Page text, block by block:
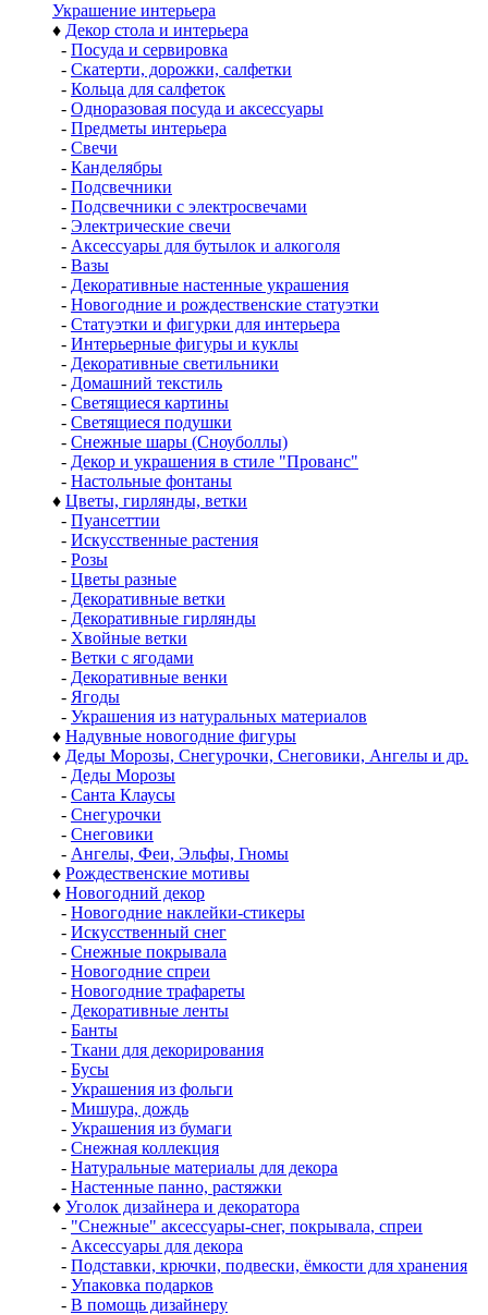
Украшение интерьера
♦ Декор стола и интерьера
- Посуда и сервировка
- Скатерти, дорожки, салфетки
- Кольца для салфеток
- Одноразовая посуда и аксессуары
- Предметы интерьера
- Свечи
- Канделябры
- Подсвечники
- Подсвечники с электросвечами
- Электрические свечи
- Аксессуары для бутылок и алкоголя
- Вазы
- Декоративные настенные украшения
- Новогодние и рождественские статуэтки
- Статуэтки и фигурки для интерьера
- Интерьерные фигуры и куклы
- Декоративные светильники
- Домашний текстиль
- Светящиеся картины
- Светящиеся подушки
- Снежные шары (Сноуболлы)
- Декор и украшения в стиле "Прованс"
- Настольные фонтаны
♦ Цветы, гирлянды, ветки
- Пуансеттии
- Искусственные растения
- Розы
- Цветы разные
- Декоративные ветки
- Декоративные гирлянды
- Хвойные ветки
- Ветки с ягодами
- Декоративные венки
- Ягоды
- Украшения из натуральных материалов
♦ Надувные новогодние фигуры
♦ Деды Морозы, Снегурочки, Снеговики, Ангелы и др.
- Деды Морозы
- Санта Клаусы
- Снегурочки
- Снеговики
- Ангелы, Феи, Эльфы, Гномы
♦ Рождественские мотивы
♦ Новогодний декор
- Новогодние наклейки-стикеры
- Искусственный снег
- Снежные покрывала
- Новогодние спреи
- Новогодние трафареты
- Декоративные ленты
- Банты
- Ткани для декорирования
- Бусы
- Украшения из фольги
- Мишура, дождь
- Украшения из бумаги
- Снежная коллекция
- Натуральные материалы для декора
- Настенные панно, растяжки
♦ Уголок дизайнера и декоратора
- "Снежные" аксессуары-снег, покрывала, спреи
- Аксессуары для декора
- Подставки, крючки, подвески, ёмкости для хранения
- Упаковка подарков
- В помощь дизайнеру